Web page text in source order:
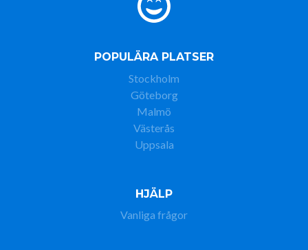
POPULÄRA PLATSER
Stockholm
Göteborg
Malmö
Västerås
Uppsala
HJÄLP
Vanliga frågor